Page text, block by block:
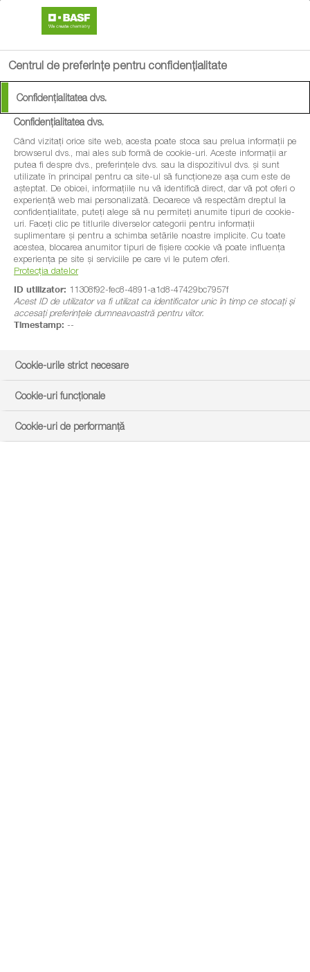
Centrul de preferințe pentru confidențialitate
Confidențialitatea dvs.
Confidențialitatea dvs.
Când vizitați orice site web, acesta poate stoca sau prelua informații pe
browserul dvs., mai ales sub formă de cookie-uri. Aceste informații ar
putea fi despre dvs., preferințele dvs. sau la dispozitivul dvs. și sunt
utilizate în principal pentru ca site-ul să funcționeze așa cum este de
așteptat. De obicei, informațiile nu vă identifică direct, dar vă pot oferi o
experiență web mai personalizată. Deoarece vă respectăm dreptul la
confidențialitate, puteți alege să nu permiteți anumite tipuri de cookie-
uri. Faceți clic pe titlurile diverselor categorii pentru informații
suplimentare și pentru a schimba setările noastre implicite. Cu toate
acestea, blocarea anumitor tipuri de fișiere cookie vă poate influența
experiența pe site și serviciile pe care vi le putem oferi.
Protecția datelor
ID utilizator: 11308f92-fec8-4891-a1d8-47429bc7957f
Acest ID de utilizator va fi utilizat ca identificator unic în timp ce stocați și
accesați preferințele dumneavoastră pentru viitor.
Timestamp: --
Cookie-urile strict necesare
Cookie-uri funcționale
Cookie-uri de performanță